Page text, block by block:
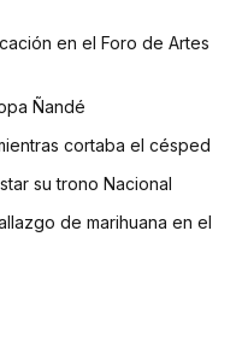
en el Foro de Artes
Ñandé
cortaba el césped
su trono Nacional
de marihuana en el